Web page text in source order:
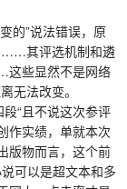
的”说法错误，原
……其评选机制和遴
这些显然不是网络
无法改变。
“且不说这次参评
作实绩，单就本次
版物而言，这个前
可以是超文本和多